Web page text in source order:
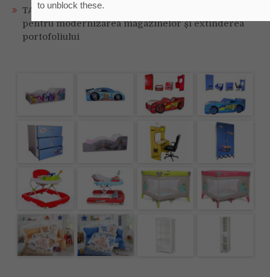
TAG investește 500.000 de euro în retail în 2026,
pentru modernizarea magazinelor și extinderea
portofoliului
to unblock these.